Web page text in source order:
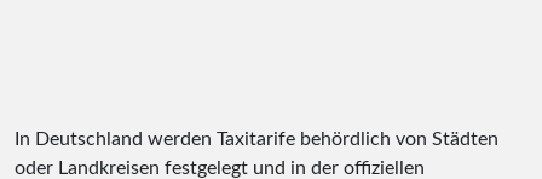
In Deutschland werden Taxitarife behördlich von Städten
oder Landkreisen festgelegt und in der offiziellen